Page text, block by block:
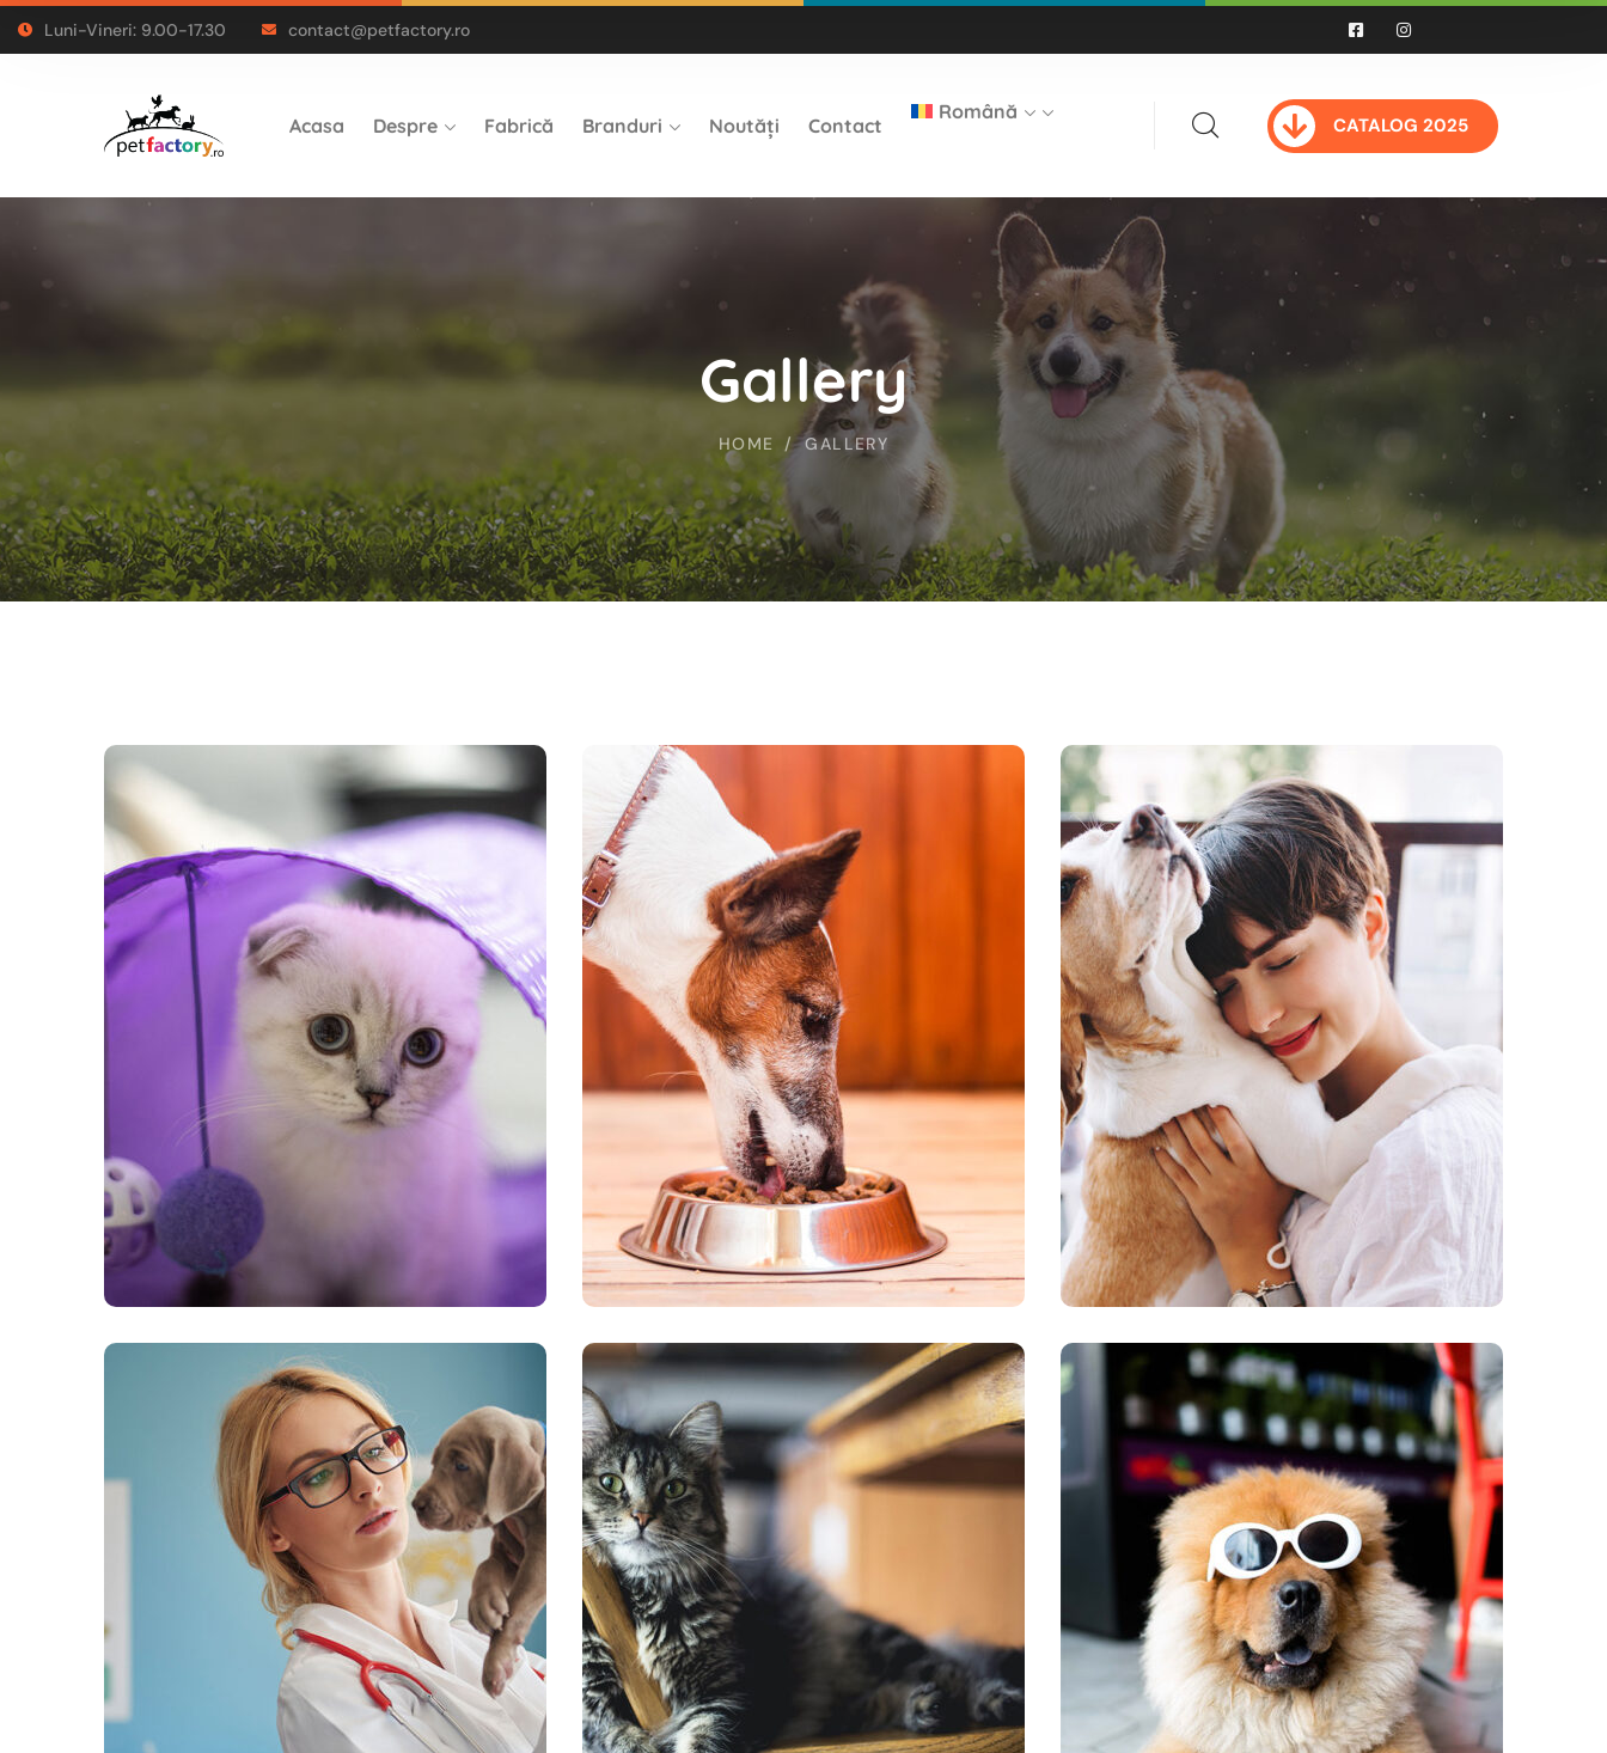
Luni-Vineri: 9.00-17.30 contact@petfactory.ro
Acasa Despre Fabrică Branduri Noutăți Contact
Română
CATALOG 2025
HOME GALLERY
Gallery